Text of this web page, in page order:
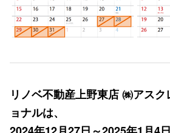
リノベ不動産上野東店 ㈱アス
ョナルは、